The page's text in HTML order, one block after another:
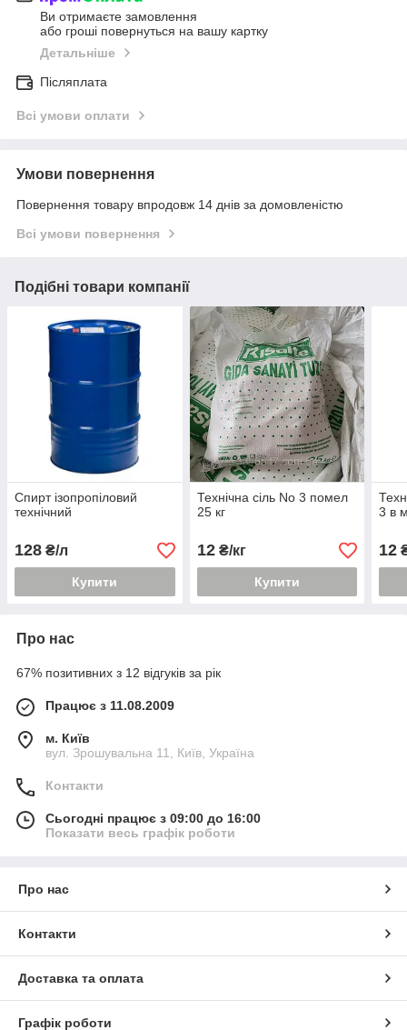
Ви отримаєте замовлення
або гроші повернуться на вашу картку
Детальніше
Післяплата
Всі умови оплати
Умови повернення
Повернення товару впродовж 14 днів за домовленістю
Всі умови повернення
Подібні товари компанії
Спирт ізопропіловий
технічний
128 ₴/л
Купити
Технічна сіль No 3 помел
25 кг
12₴/кг
Купити
3 в
12
Про нас
67% позитивних з 12 відгуків за рік
Працює з 11.08.2009
м. Київ
вул. Зрошувальна 11, Київ, Україна
Контакти
Сьогодні працює з 09:00 до 16:00
Показати весь графік роботи
Про нас
Контакти
Доставка та оплата
Графік роботи